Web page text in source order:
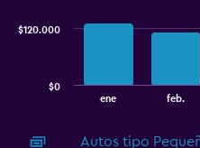
displaying
ene feb.
$0
$120.000
Autos tipo